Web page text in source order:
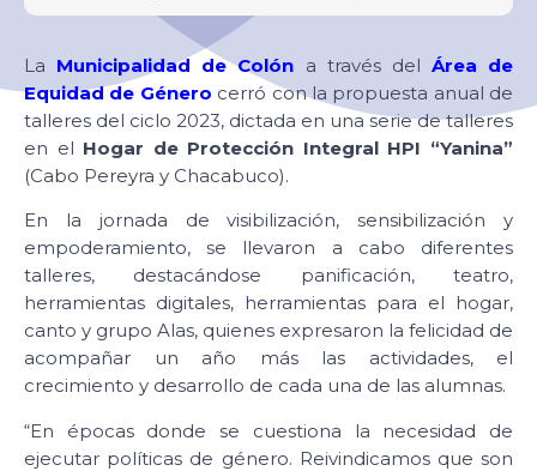
La Municipalidad de Colón a través del Área de
Equidad de Género cerró con la propuesta anual de
talleres del ciclo 2023, dictada en una serie de talleres
en el Hogar de Protección Integral HPI “Yanina”
(Cabo Pereyra y Chacabuco).
En la jornada de visibilización, sensibilización y
empoderamiento, se llevaron a cabo diferentes
talleres, destacándose panificación, teatro,
herramientas digitales, herramientas para el hogar,
canto y grupo Alas, quienes expresaron la felicidad de
acompañar un año más las actividades, el
crecimiento y desarrollo de cada una de las alumnas.
“En épocas donde se cuestiona la necesidad de
ejecutar políticas de género. Reivindicamos que son